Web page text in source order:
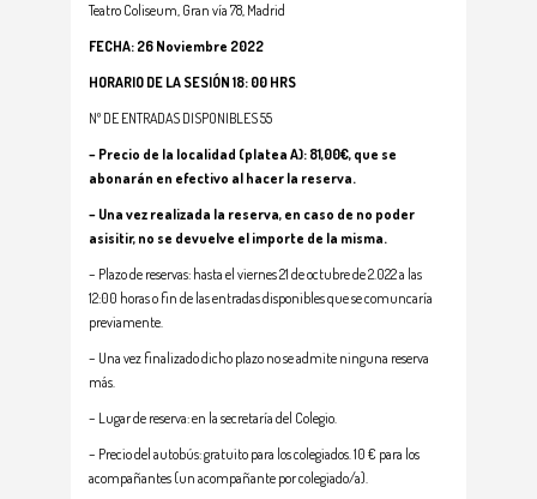
Teatro Coliseum, Gran vía 78, Madrid
FECHA: 26 Noviembre 2022
HORARIO DE LA SESIÓN 18: 00 HRS
Nº DE ENTRADAS DISPONIBLES 55
– Precio de la localidad (platea A): 81,00€, que se
abonarán en efectivo al hacer la reserva.
– Una vez realizada la reserva, en caso de no poder
asisitir, no se devuelve el importe de la misma.
– Plazo de reservas: hasta el viernes 21 de octubre de 2.022 a las
12:00 horas o fin de las entradas disponibles que se comuncaría
previamente.
– Una vez finalizado dicho plazo no se admite ninguna reserva
más.
– Lugar de reserva: en la secretaría del Colegio.
– Precio del autobús: gratuito para los colegiados. 10 € para los
acompañantes (un acompañante por colegiado/a).